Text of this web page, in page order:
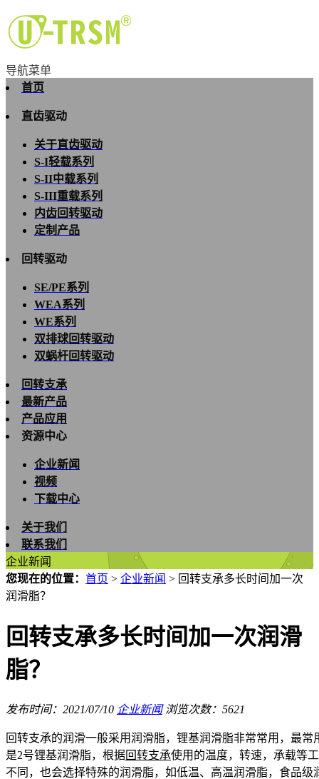
导航菜单
首页
直齿驱动
关于直齿驱动
S-I轻载系列
S-II中载系列
S-III重载系列
内齿回转驱动
定制产品
回转驱动
SE/PE系列
WEA系列
WE系列
双排球回转驱动
双蜗杆回转驱动
回转支承
最新产品
产品应用
资源中心
企业新闻
视频
下载中心
关于我们
联系我们
企业新闻
您现在的位置： 首页 > 企业新闻 > 回转支承多长时间加一次
润滑脂？
回转支承多长时间加一次润滑
脂？
发布时间：2021/07/10 企业新闻 浏览次数：5621
回转支承的润滑一般采用润滑脂，锂基润滑脂非常常用，最常
是2号锂基润滑脂，根据回转支承使用的温度，转速，承载等
不同，也会选择特殊的润滑脂，如低温、高温润滑脂，食品级